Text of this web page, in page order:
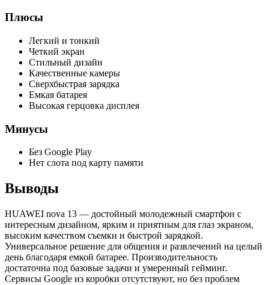
Плюсы
Легкий и тонкий
Четкий экран
Стильный дизайн
Качественные камеры
Сверхбыстрая зарядка
Емкая батарея
Высокая герцовка дисплея
Минусы
Без Google Play
Нет слота под карту памяти
Выводы
HUAWEI nova 13 — достойный молодежный смартфон с
интересным дизайном, ярким и приятным для глаз экраном,
высоким качеством съемки и быстрой зарядкой.
Универсальное решение для общения и развлечений на целый
день благодаря емкой батарее. Производительность
достаточна под базовые задачи и умеренный гейминг.
Сервисы Google из коробки отсутствуют, но без проблем